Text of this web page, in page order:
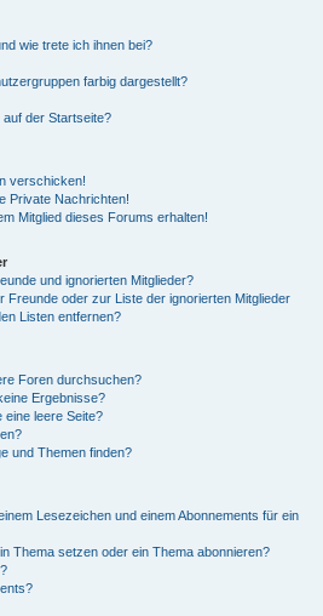
wie trete ich ihnen bei?
farbig dargestellt?
auf der Startseite?
verschicken!
Private Nachrichten!
Mitglied dieses Forums erhalten!
und ignorierten Mitglieder?
Freunde oder zur Liste der ignorierten Mitglieder
Listen entfernen?
Foren durchsuchen?
Ergebnisse?
eine leere Seite?
und Themen finden?
Lesezeichen und einem Abonnements für ein
Thema setzen oder ein Thema abonnieren?